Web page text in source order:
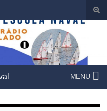
MENU